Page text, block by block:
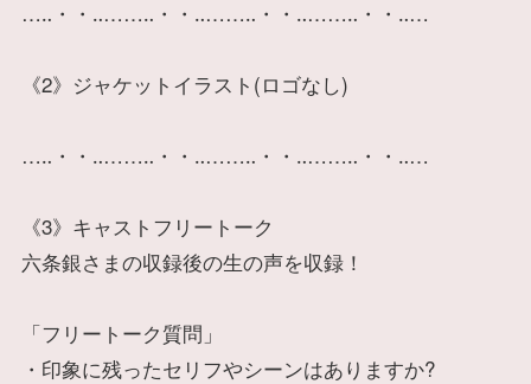
…‥・・‥……‥・・‥……‥・・‥……‥・・‥…
《2》ジャケットイラスト(ロゴなし)
…‥・・‥……‥・・‥……‥・・‥……‥・・‥…
《3》キャストフリートーク
六条銀さまの収録後の生の声を収録！
「フリートーク質問」
・印象に残ったセリフやシーンはありますか?